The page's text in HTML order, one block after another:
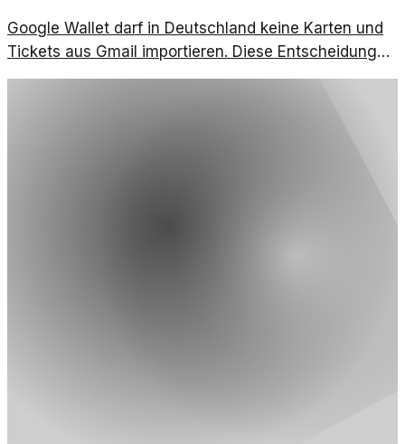
Google Wallet darf in Deutschland keine Karten und
Tickets aus Gmail importieren. Diese Entscheidung
wirft Fragen zur Datenintegration und